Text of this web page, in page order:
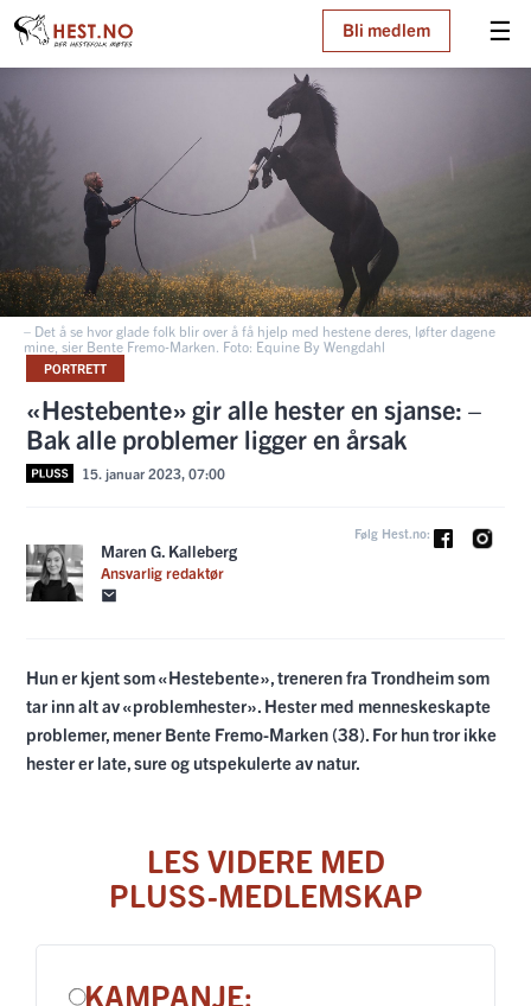
☰
Bli medlem
– Det å se hvor glade folk blir over å få hjelp med hestene deres, løfter dagene
mine, sier Bente Fremo-Marken. Foto: Equine By Wengdahl
PORTRETT
«Hestebente» gir alle hester en sjanse: –
Bak alle problemer ligger en årsak
15. januar 2023, 07:00
Maren G. Kalleberg
Ansvarlig redaktør
Følg Hest.no:
Hun er kjent som «Hestebente», treneren fra Trondheim som
tar inn alt av «problemhester». Hester med menneskeskapte
problemer, mener Bente Fremo-Marken (38). For hun tror ikke
hester er late, sure og utspekulerte av natur.
LES VIDERE MED
PLUSS-MEDLEMSKAP
KAMPANJE: